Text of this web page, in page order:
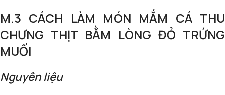
M.3 CÁCH LÀM MÓN MẮM CÁ THU
CHƯNG THỊT BẰM LÒNG ĐỎ TRỨNG
MUỐI
Nguyên liệu